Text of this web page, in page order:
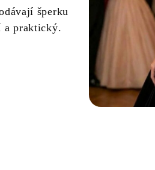
šperku
a praktický.